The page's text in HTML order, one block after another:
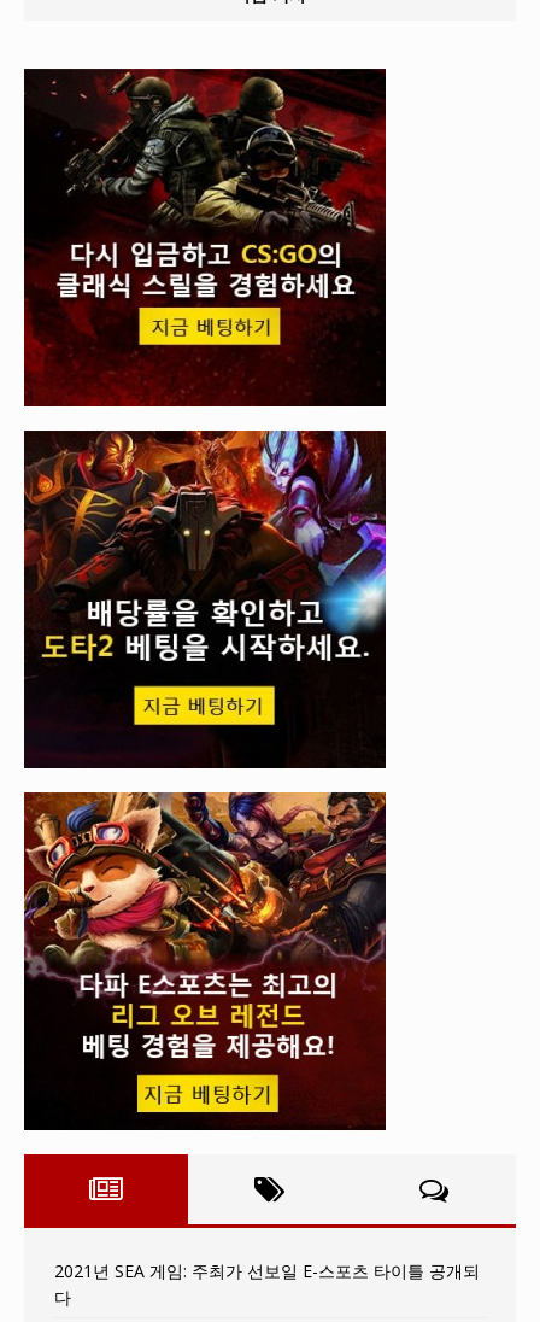
2021년 SEA 게임: 주최가 선보일 E-스포츠 타이틀 공개되
다